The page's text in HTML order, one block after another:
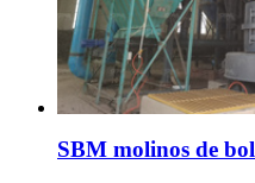
SBM molinos de